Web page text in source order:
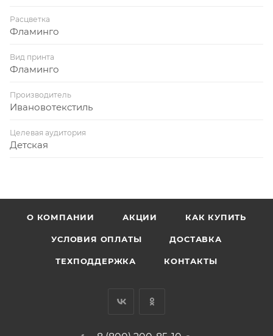
Расцветка
Фламинго
Вид принта
Фламинго
Производитель
Ивановотекстиль
Целевая аудитория
Детская
О КОМПАНИИ АКЦИИ КАК КУПИТЬ
УСЛОВИЯ ОПЛАТЫ ДОСТАВКА
ТЕХПОДДЕРЖКА КОНТАКТЫ